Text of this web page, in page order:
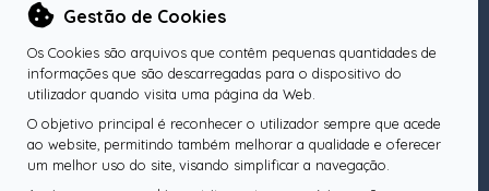
Gestão de Cookies
Os Cookies são arquivos que contêm pequenas quantidades de
informações que são descarregadas para o dispositivo do
utilizador quando visita uma página da Web.
O objetivo principal é reconhecer o utilizador sempre que acede
ao website, permitindo também melhorar a qualidade e oferecer
um melhor uso do site, visando simplificar a navegação.
NEWSLETTER
Subscreva a nossa Newsletter OK